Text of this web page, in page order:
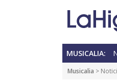
MUSICALIA:
Musicalia >